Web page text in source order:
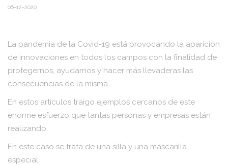
06-12-2020
La pandemia de la Covid-19 está provocando la aparición
de innovaciones en todos los campos con la finalidad de
protegernos, ayudarnos y hacer más llevaderas las
consecuencias de la misma.
En estos artículos traigo ejemplos cercanos de este
enorme esfuerzo que tantas personas y empresas están
realizando.
En este caso se trata de una silla y una mascarilla
especial.